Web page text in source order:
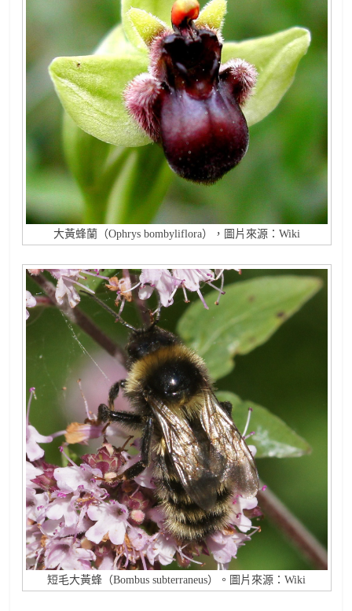
大黃蜂蘭（Ophrys bombyliflora），圖片來源：Wiki
短毛大黃蜂（Bombus subterraneus）。圖片來源：Wiki